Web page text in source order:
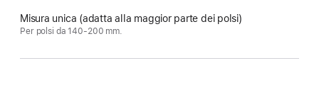
Misura unica (adatta alla maggior parte dei polsi)
Per polsi da 140-200 mm.